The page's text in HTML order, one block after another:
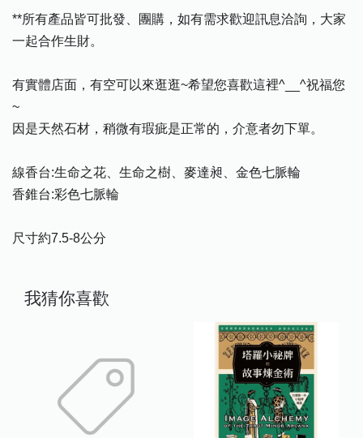
**所有產品皆可批發、團購，如有需求歡迎訊息洽詢，大家
一起合作生財。
有實體店面，有空可以來逛逛~希望您喜歡這裡^__^祝福您
~
因是天然石材，稍微有瑕疵是正常的，介意者勿下單。
線香台:生命之花、生命之樹、麥達昶、金色七脈輪
香錐台:彩色七脈輪
尺寸約7.5-8公分
我猜你喜歡